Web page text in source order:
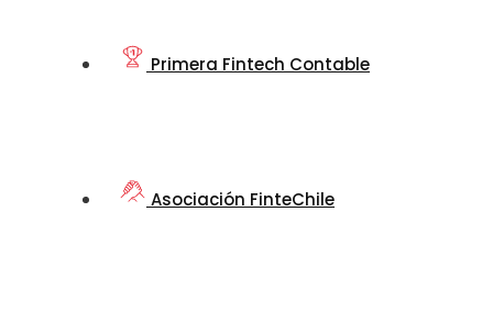
Primera Fintech Contable
Asociación FinteChile